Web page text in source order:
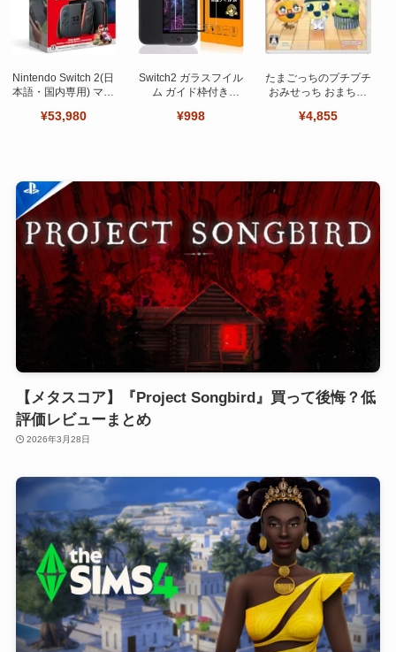
Nintendo Switch 2(日
本語・国内専用) マリ
ット
¥53,980
Switch2 ガラスフイル
ム ガイド枠付き
ット 日本旭硝子製-高
¥998
たまごっちのプチプチ
おみせっち おまちど
¥4,855
【メタスコア】『Project Songbird』買って後悔？低
評価レビューまとめ
2026年3月28日